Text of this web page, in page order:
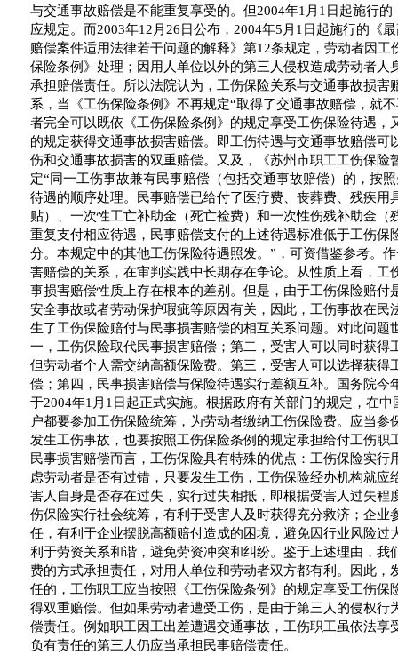
与交通事故赔偿是不能重复享受的。但2004年1 月 1 日 起施行的
应规定。而2003年12 月 26 日公布， 2004年5 月 1 日 起施行的《
赔偿案件适用法律若干问题的解释》第12条规定，劳动者因工
保险条例》处理；因用人单位以外的第三人侵权造成劳动者人
承担赔偿责任。所以法院认为，工伤保险关系与交通事故损害
系，当《工伤保险条例》不再规定“取得了交通事故赔偿，就
者完全可以既依《工伤保险条例》的规定享受工伤保险待遇，
的规定获得交通事故损害赔偿。即工伤待遇与交通事故赔偿可
伤和交通事故损害的双重赔偿。又及，《苏州市职工工伤保险
定“同一工伤事故兼有民事赔偿（包括交通事故赔偿）的，按
待遇的顺序处理。民事赔偿已给付了医疗费、丧葬费、残疾用
贴）、一次性工亡补助金（死亡裣费）和一次性伤残补助金（
重复支付相应待遇，民事赔偿支付的上述待遇标准低于工伤保
分。本规定中的其他工伤保险待遇照发。 ” ，可资借鉴参考。
害赔偿的关系，在审判实践中长期存在争论。从性质上看，工
事损害赔偿性质上存在根本的差别。但是，由于工伤保险赔付
安全事故或者劳动保护瑕疵等原因有关，因此，工伤事故在民
生了工伤保险赔付与民事损害赔偿的相互关系问题。对此问题
一，工伤保险取代民事损害赔偿；第二，受害人可以同时获得
但劳动者个人需交纳高额保险费。第三，受害人可以选择获得
偿；第四，民事损害赔偿与保险待遇实行差额互补。国务院今
于2004年1 月 1 日 起正式实施。根据政府有关部门的规定，在
户都要参加工伤保险统筹，为劳动者缴纳工伤保险费。应当参
发生工伤事故，也要按照工伤保险条例的规定承担给付工伤职
民事损害赔偿而言，工伤保险具有特殊的优点：工伤保险实行
虑劳动者是否有过错，只要发生工伤，工伤保险经办机构就应
害人自身是否存在过失，实行过失相抵，即根据受害人过失程
伤保险实行社会统筹，有利于受害人及时获得充分救济；企业
任，有利于企业摆脱高额赔付造成的困境，避免因行业风险过
利于劳资关系和谐，避免劳资冲突和纠纷。鉴于上述理由，我
费的方式承担责任，对用人单位和劳动者双方都有利。因此，
任的，工伤职工应当按照《工伤保险条例》的规定享受工伤保
得双重赔偿。但如果劳动者遭受工伤，是由于第三人的侵权行
偿责任。例如职工因工出差遭遇交通事故，工伤职工虽依法享
负有责任的第三人仍应当承担民事赔偿责任。